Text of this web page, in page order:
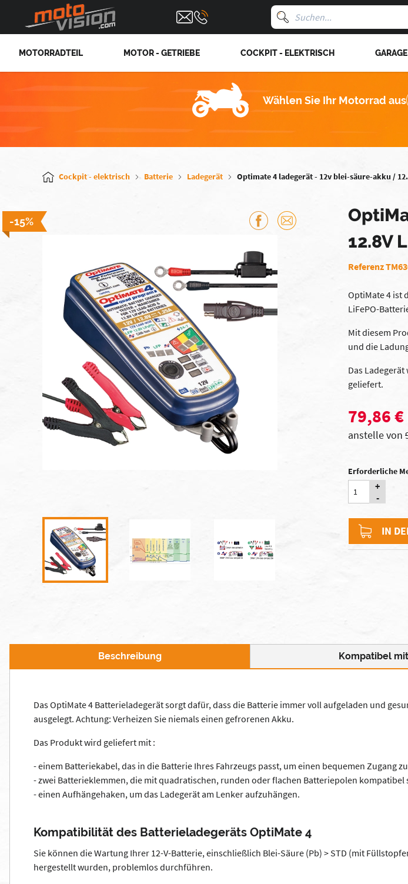
MOTORRADTEIL MOTOR - GETRIEBE COCKPIT - ELEKTRISCH
Wählen Sie Ihr Motorrad aus
Cockpit - elektrisch Batterie Ladegerät Optimate 4 ladegerät - 12v blei-säure-akku /
-15%
12.8V
Referenz
OptiMate 4 ist
LiFePO-
Mit diesem
und die
Das
geliefert.
79,86 €
anstelle von
Erforderliche
+
-
IN
Beschreibung Kompatibel mit
Das OptiMate 4 Batterieladegerät sorgt dafür, dass die Batterie immer voll aufgeladen und
ausgelegt. Achtung: Verheizen Sie niemals einen gefrorenen Akku.
Das Produkt wird geliefert mit :
- einem Batteriekabel, das in die Batterie Ihres Fahrzeugs passt, um einen bequemen Zugang
- zwei Batterieklemmen, die mit quadratischen, runden oder flachen Batteriepolen kompatibel
- einen Aufhängehaken, um das Ladegerät am Lenker aufzuhängen.
Kompatibilität des Batterieladegeräts OptiMate 4
Sie können die Wartung Ihrer 12-V-Batterie, einschließlich Blei-Säure (Pb) > STD (mit
hergestellt wurden, problemlos durchführen.